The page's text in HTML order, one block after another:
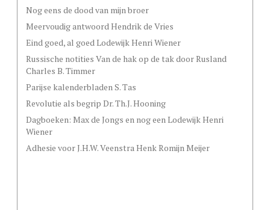
Nog eens de dood van mijn broer
Meervoudig antwoord Hendrik de Vries
Eind goed, al goed Lodewijk Henri Wiener
Russische notities Van de hak op de tak door Rusland
Charles B. Timmer
Parijse kalenderbladen S. Tas
Revolutie als begrip Dr. Th.J. Hooning
Dagboeken: Max de Jongs en nog een Lodewijk Henri
Wiener
Adhesie voor J.H.W. Veenstra Henk Romijn Meijer